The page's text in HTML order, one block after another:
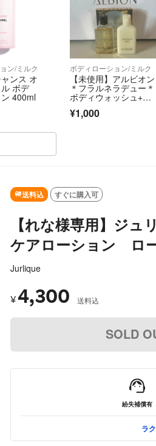
ン/ミルク
ンス オ
ボデ
400ml
ボディローション/ミルク
【未使用】アルビオン
＊フラルネラデュー＊
ボディウォッシュ+ボ
¥1,000
SOLD OUT
送料込 すぐに購入可
【れな様専用】ジ
ケアローション ロ
Jurlique
¥4,300 送料込
SOLD
紛失補償有
ラ